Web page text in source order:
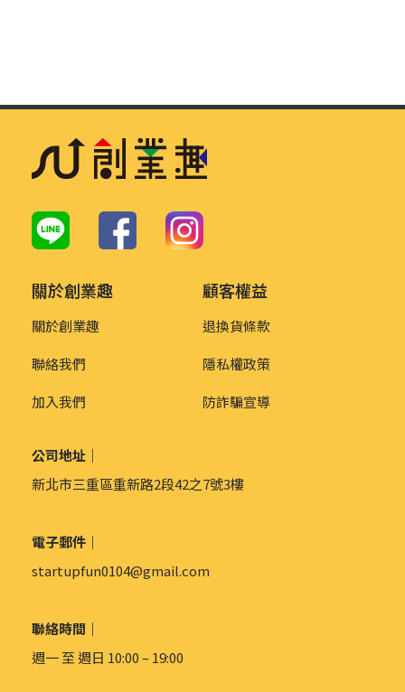
關於創業趣
關於創業趣
聯絡我們
加入我們
顧客權益
退換貨條款
隱私權政策
防詐騙宣導
公司地址｜
新北市三重區重新路2段42之7號3樓
電子郵件｜
startupfun0104@gmail.com
聯絡時間｜
週一 至 週日 10:00 – 19:00